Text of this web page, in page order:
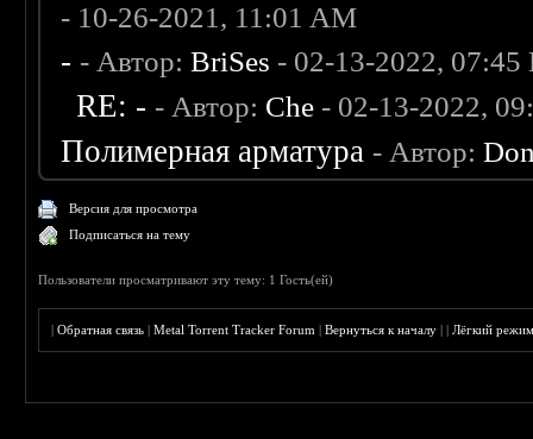
- 10-26-2021, 11:01 AM
- - Автор:BriSes - 02-13-2022, 07:45
RE: - - Автор: Che - 02-13-2022,
Полимерная арматура - Автор:
Версия для просмотра
Подписаться на тему
Пользователи просматривают эту тему: 1 Гость(ей)
|Обратная связь |Metal Torrent Tracker Forum |Вернуться к началу ||Лёгкий